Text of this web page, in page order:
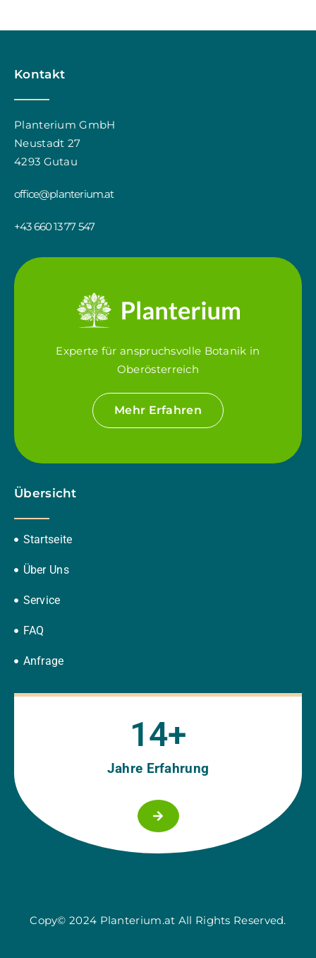
Kontakt
Planterium GmbH
Neustadt 27
4293 Gutau
office@planterium.at
+43 660 13 77 547
Experte für anspruchsvolle Botanik in
Oberösterreich
Mehr Erfahren
Übersicht
Startseite
Über Uns
Service
FAQ
Anfrage
Jahre Erfahrung
15+
Copy© 2024 Planterium.at All Rights Reserved.